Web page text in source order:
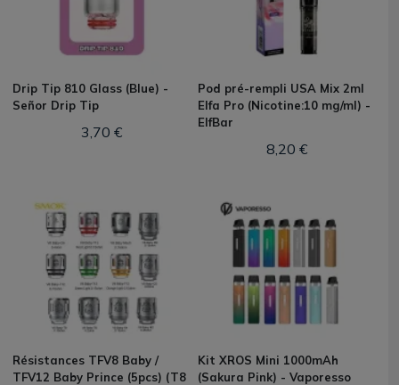
Drip Tip 810 Glass (Blue) -
Señor Drip Tip
3,70 €
Pod pré-rempli USA Mix 2ml
Elfa Pro (Nicotine:10 mg/ml) -
ElfBar
8,20 €
Résistances TFV8 Baby /
TFV12 Baby Prince (5pcs) (T8
Kit XROS Mini 1000mAh
(Sakura Pink) - Vaporesso